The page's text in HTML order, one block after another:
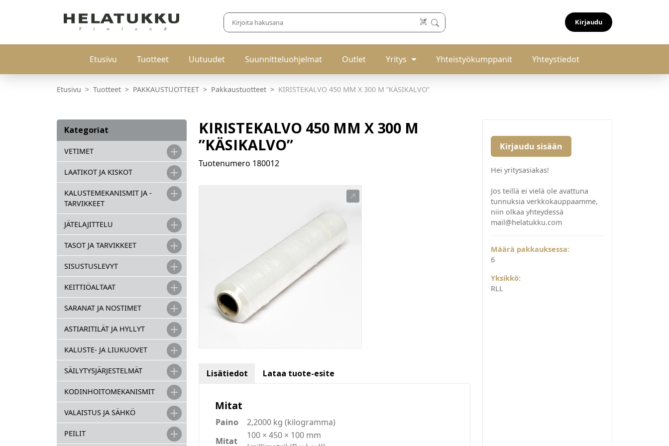
Kirjaudu
Etusivu Tuotteet Uutuudet Suunnitteluohjelmat Outlet Yritys Yhteistyökumppanit Yhteystiedot
Etusivu Tuotteet PAKKAUSTUOTTEET Pakkaustuotteet KIRISTEKALVO 450 MM X 300 M ”KÄSIKALVO”
Kategoriat
VETIMET
LAATIKOT JA KISKOT
KALUSTEMEKANISMIT JA -
TARVIKKEET
JÄTELAJITTELU
TASOT JA TARVIKKEET
SISUSTUSLEVYT
KEITTIÖALTAAT
SARANAT JA NOSTIMET
ASTIARITILÄT JA HYLLYT
KALUSTE- JA LIUKUOVET
SÄILYTYSJÄRJESTELMÄT
KODINHOITOMEKANISMIT
VALAISTUS JA SÄHKÖ
PEILIT
KIRISTEKALVO 450 MM X 300 M
”KÄSIKALVO”
Tuotenumero 180012
Lisätiedot Lataa tuote-esite
Mitat
Paino
2,2000 kg (kilogramma)
Mitat
100 × 450 × 100 mm
Kirjaudu sisään
Hei yritysasiakas!
Jos teillä ei vielä ole avattuna
tunnuksia verkkokauppaamme,
niin olkaa yhteydessä
mail@helatukku.com
Määrä pakkauksessa:
6
Yksikkö:
RLL